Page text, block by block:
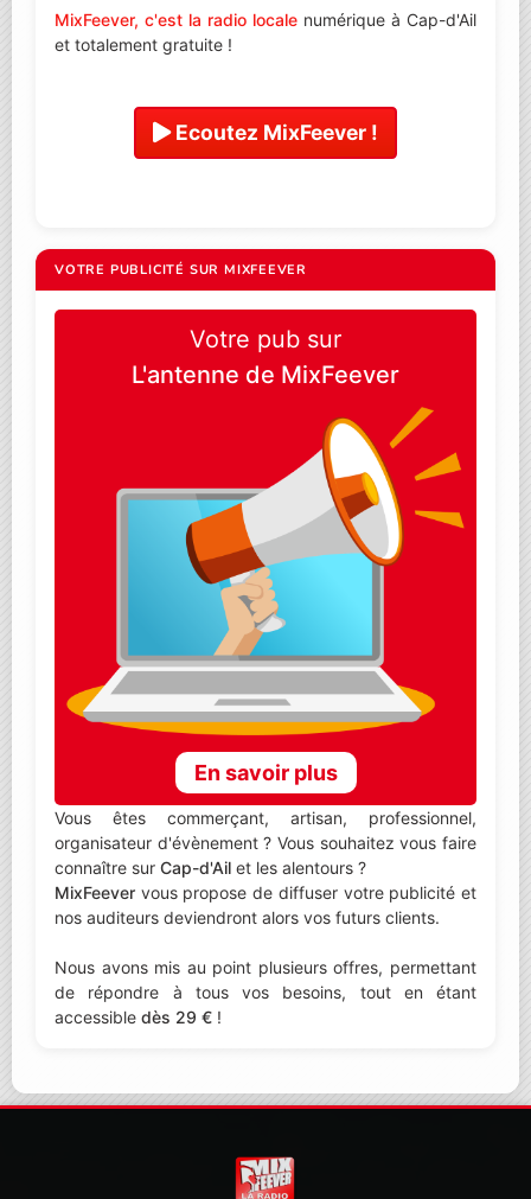
MixFeever, c'est la radio locale numérique à Cap-d'Ail
et totalement gratuite !
Ecoutez MixFeever !
VOTRE PUBLICITÉ SUR MIXFEEVER
Votre pub sur
L'antenne de MixFeever
En savoir plus
Vous êtes commerçant, artisan, professionnel,
organisateur d'évènement ? Vous souhaitez vous faire
connaître sur Cap-d'Ail et les alentours ?
MixFeever vous propose de diffuser votre publicité et
nos auditeurs deviendront alors vos futurs clients.
Nous avons mis au point plusieurs offres, permettant
de répondre à tous vos besoins, tout en étant
accessible dès 29 € !